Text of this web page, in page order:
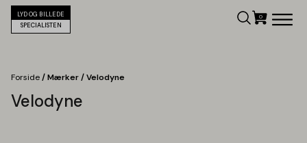
LYD OG BILLEDE
SPECIALISTEN
Forside/ Mærker / Velodyne
Velodyne